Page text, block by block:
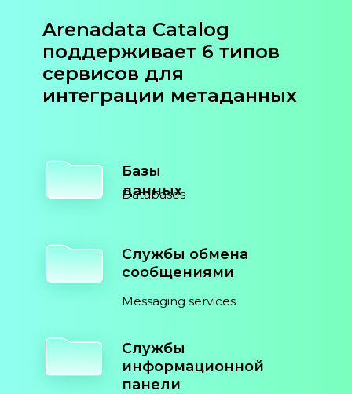
Службы
информационной
панели
Messaging services
Службы обмена
сообщениями
Databases
Базы
данных
Arenadata Catalog
поддерживает 6 типов
сервисов для
интеграции метаданных